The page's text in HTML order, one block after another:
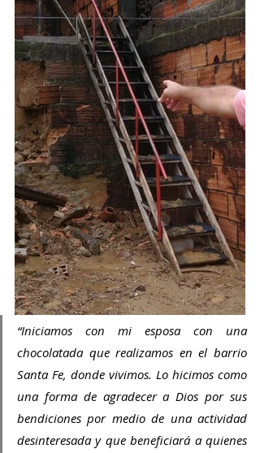
“Iniciamos con mi esposa con una
chocolatada que realizamos en el barrio
Santa Fe, donde vivimos. Lo hicimos como
una forma de agradecer a Dios por sus
bendiciones por medio de una actividad
desinteresada y que beneficiará a quienes